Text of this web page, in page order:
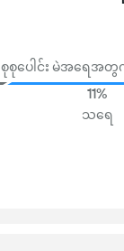
စုစုပေါင်း မဲအရေအတွက်
11%
သရေ